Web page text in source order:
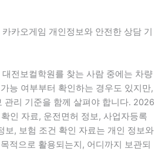
카오게임 개인정보와 안전한 상담 기
전보컬학원를 찾는 사람 중에는 차량
능 여부부터 확인하는 경우도 있지만,
관리 기준을 함께 살펴야 합니다. 2026
인 자료, 운전면허 정보, 사업자등록
보, 보험 조건 확인 자료는 개인 정보와
적으로 활용되는지, 어디까지 보관되